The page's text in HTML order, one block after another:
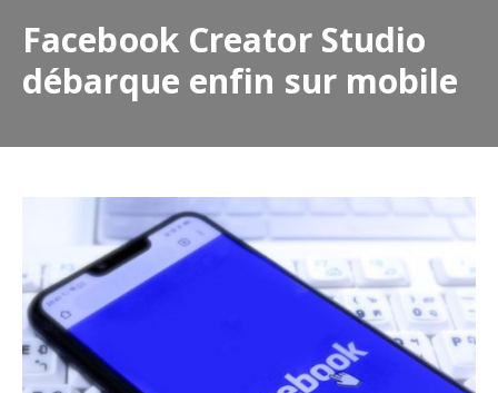
Facebook Creator Studio
débarque enfin sur mobile